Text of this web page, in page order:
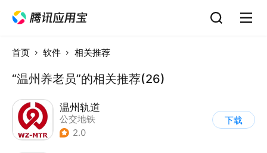
首页 软件 相关推荐
“温州养老员”的相关推荐(26)
温州轨道
公交地铁
2.0
下载